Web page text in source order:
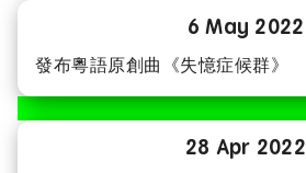
6 May 2022
發布粵語原創曲《失憶症候群》
28 Apr 2022